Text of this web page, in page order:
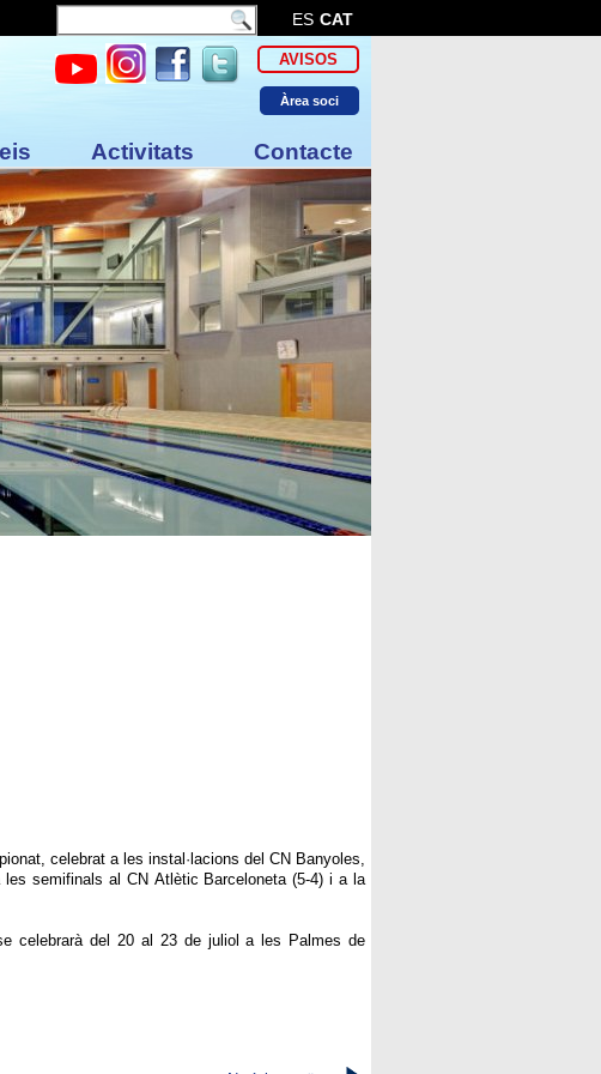
ES CAT
AVISOS
Àrea soci
Activitats Contacte
celebrat a les instal·lacions del CN Banyoles,
les semifinals al CN Atlètic Barceloneta (5-4) i a la
celebrarà del 20 al 23 de juliol a les Palmes de